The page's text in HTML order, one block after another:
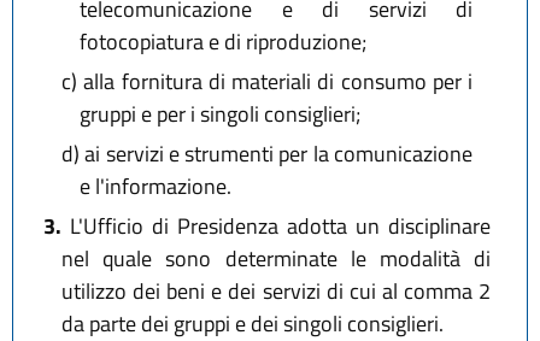
telecomunicazione e di servizi di
fotocopiatura e di riproduzione;
c) alla fornitura di materiali di consumo per i
gruppi e per i singoli consiglieri;
d)ai servizi e strumenti per la comunicazione
e l'informazione.
3. L'Ufficio di Presidenza adotta un disciplinare
nel quale sono determinate le modalità di
utilizzo dei beni e dei servizi di cui al comma 2
da parte dei gruppi e dei singoli consiglieri.